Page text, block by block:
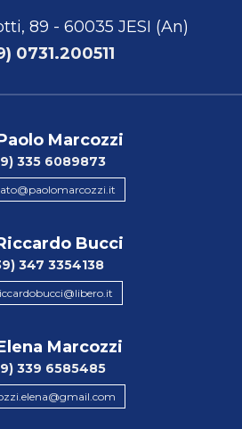
89 - 60035 JESI (An)
0731.200511
Marcozzi
335 6089873
Bucci
347 3354138
Marcozzi
339 6585485